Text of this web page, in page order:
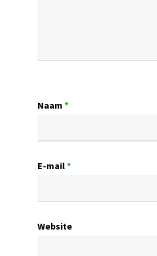
Naam *
E-mail*
Website